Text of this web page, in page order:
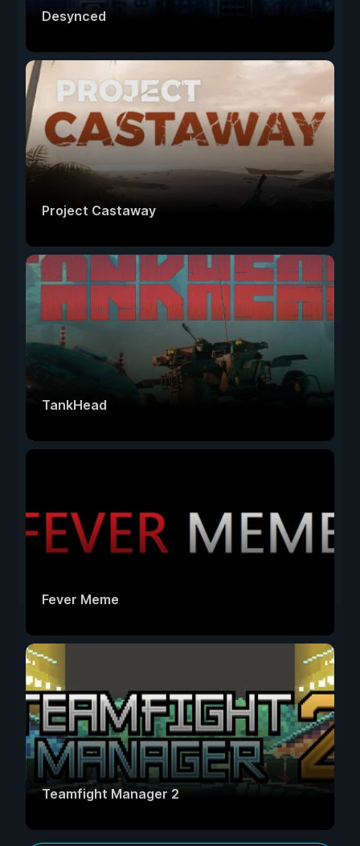
Desynced
Project Castaway
TankHead
Fever Meme
Teamfight Manager 2